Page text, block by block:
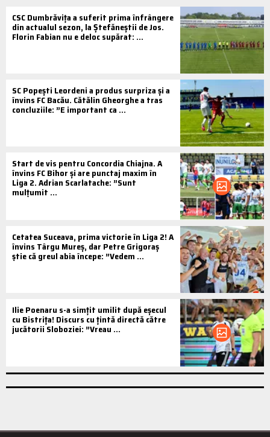
CSC Dumbrăvița a suferit prima înfrângere
din actualul sezon, la Ștefăneștii de Jos.
Florin Fabian nu e deloc supărat: ...
SC Popești Leordeni a produs surpriza și a
învins FC Bacău. Cătălin Gheorghe a tras
concluziile: ”E important ca ...
Start de vis pentru Concordia Chiajna. A
învins FC Bihor și are punctaj maxim în
Liga 2. Adrian Scarlatache: ”Sunt
mulțumit ...
Cetatea Suceava, prima victorie în Liga 2! A
învins Târgu Mureș, dar Petre Grigoraș
știe că greul abia începe: ”Vedem ...
Ilie Poenaru s-a simțit umilit după eșecul
cu Bistrița! Discurs cu țintă directă către
jucătorii Sloboziei: ”Vreau ...